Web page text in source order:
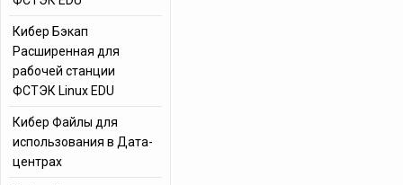
Кибер Бэкап
Расширенная для
рабочей станции
ФСТЭК Linux EDU
Кибер Файлы для
использования в Дата-
центрах